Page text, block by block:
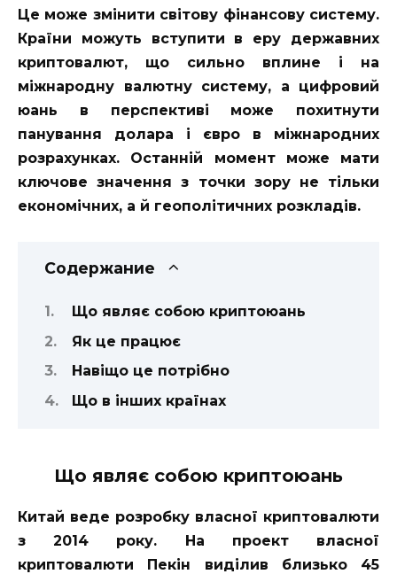
Це може змінити світову фінансову систему.
Країни можуть вступити в еру державних
криптовалют, що сильно вплине і на
міжнародну валютну систему, а цифровий
юань в перспективі може похитнути
панування долара і євро в міжнародних
розрахунках. Останній момент може мати
ключове значення з точки зору не тільки
економічних, а й геополітичних розкладів.
Содержание
Що являє собою криптоюань
Як це працює
Навіщо це потрібно
Що в інших країнах
Що являє собою криптоюань
Китай веде розробку власної криптовалюти
з 2014 року. На проект власної
криптовалюти Пекін виділив близько 45